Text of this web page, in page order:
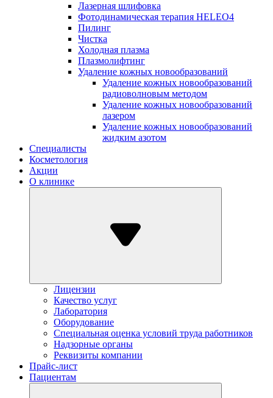
Лазерная шлифовка
Фотодинамическая терапия HELEO4
Пилинг
Чистка
Холодная плазма
Плазмолифтинг
Удаление кожных новообразований
Удаление кожных новообразований
радиоволновым методом
Удаление кожных новообразований
лазером
Удаление кожных новообразований
жидким азотом
Специалисты
Косметология
Акции
О клинике
Лицензии
Качество услуг
Лаборатория
Оборудование
Специальная оценка условий труда работников
Надзорные органы
Реквизиты компании
Прайс-лист
Пациентам